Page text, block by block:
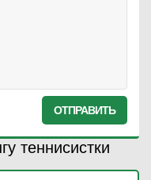
ОТПРАВИТЬ
теннисистки